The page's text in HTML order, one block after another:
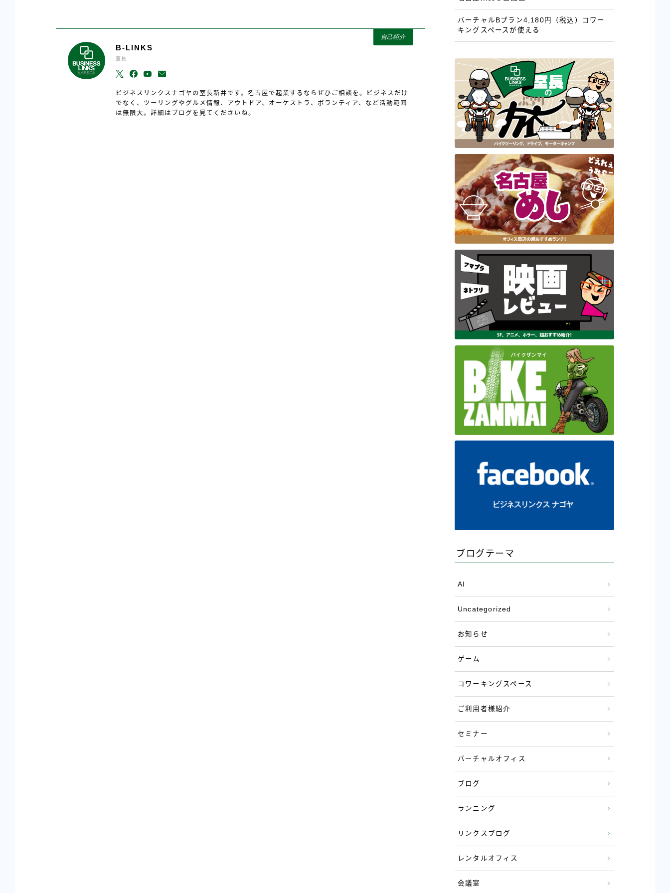
自己紹介
B-LINKS
室長
ビジネスリンクスナゴヤの室長新井です。名古屋で起業するならぜひご相談を。ビジネスだけ
でなく、ツーリングやグルメ情報、アウトドア、オーケストラ、ボランティア、など活動範囲
は無限大。詳細はブログを見てくださいね。
バーチャルBプラン4,180円（税込）コワー
キングスペースが使える
ブログテーマ
AI
Uncategorized
お知らせ
ゲーム
コワーキングスペース
ご利用者様紹介
セミナー
バーチャルオフィス
ブログ
ランニング
リンクスブログ
レンタルオフィス
会議室